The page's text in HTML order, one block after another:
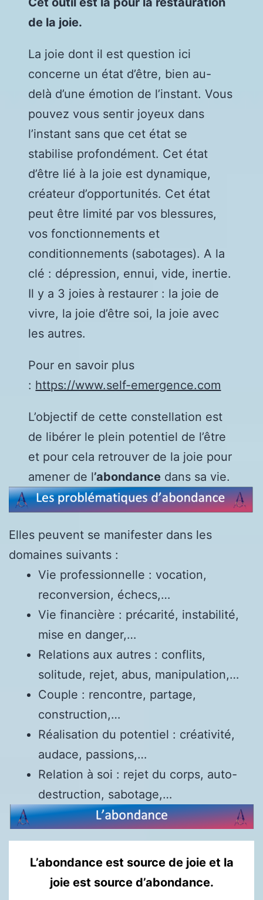
de la joie.
La joie dont il est question ici
concerne un état d’être, bien au-
delà d’une émotion de l’instant. Vous
pouvez vous sentir joyeux dans
l’instant sans que cet état se
stabilise profondément. Cet état
d’être lié à la joie est dynamique,
créateur d’opportunités. Cet état
peut être limité par vos blessures,
vos fonctionnements et
conditionnements (sabotages). A la
clé : dépression, ennui, vide, inertie.
Il y a 3 joies à restaurer : la joie de
vivre, la joie d’être soi, la joie avec
les autres.
Pour en savoir plus
: https://www.self-emergence.com
L’objectif de cette constellation est
de libérer le plein potentiel de l’être
et pour cela retrouver de la joie pour
amener de l’abondance dans sa vie.
Elles peuvent se manifester dans les
domaines suivants :
Vie professionnelle : vocation,
reconversion, échecs,…
Vie financière : précarité, instabilité,
mise en danger,…
Relations aux autres : conflits,
solitude, rejet, abus, manipulation,…
Couple : rencontre, partage,
construction,…
Réalisation du potentiel : créativité,
audace, passions,…
Relation à soi : rejet du corps, auto-
destruction, sabotage,…
L’abondance est source de joie et la
joie est source d’abondance.